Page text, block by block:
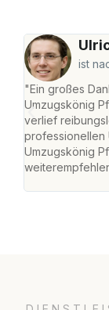
ist
"Ein großes
Umzugskönig
verlief
professionellen
Umzugskönig